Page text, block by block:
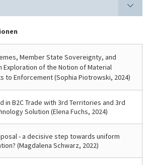
Member State Sovereignty, and
Exploration of the Notion of Material
to Enforcement (Sophia Piotrowski, 2024)
in B2C Trade with 3rd Territories and 3rd
Solution (Elena Fuchs, 2024)
- a decisive step towards uniform
(Magdalena Schwarz, 2022)